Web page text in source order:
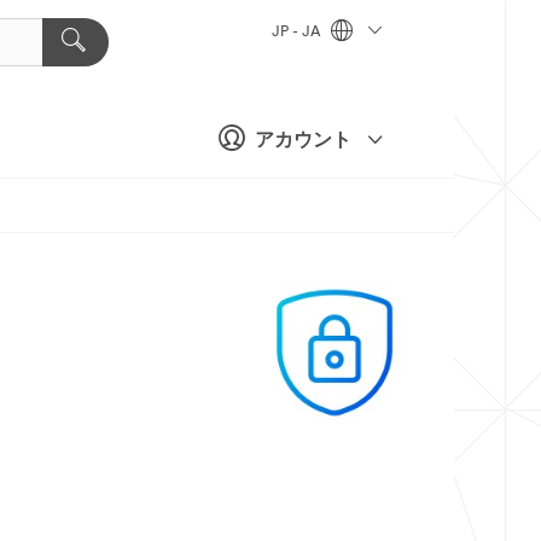
アカウント
JP - JA